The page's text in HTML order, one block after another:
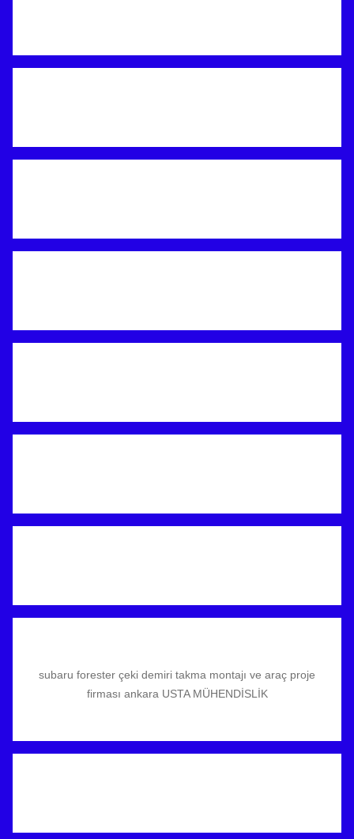
subaru forester çeki demiri takma montajı ve araç proje
firması ankara USTA MÜHENDİSLİK